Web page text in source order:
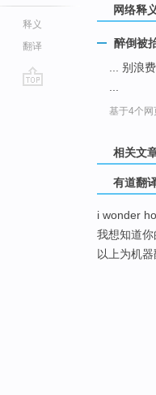
释义
翻译
网络释义
醉倒被
... 别浪
基于4个网
相关文
有道翻
i wonder
我想知道你
以上为机